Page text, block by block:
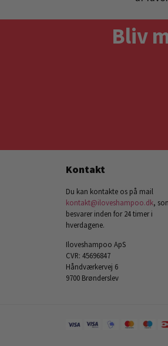
Bliv
Kontakt
Du kan kontakte os på mail
kontakt@iloveshampoo.dk,
besvarer inden for 24 timer i
hverdagene.
Iloveshampoo ApS
CVR: 45696847
Håndværkervej 6
9700 Brønderslev